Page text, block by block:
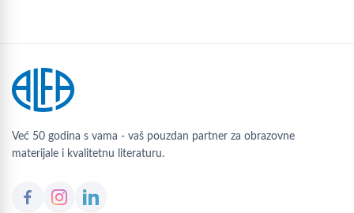
Već 50 godina s vama - vaš pouzdan partner za obrazovne
materijale i kvalitetnu literaturu.